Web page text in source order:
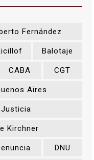
Fernández
Balotaje
CABA CGT
Aires
Justicia
Kirchner
DNU